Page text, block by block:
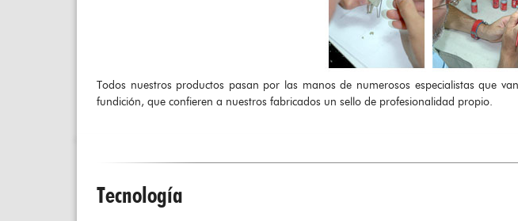
Todos nuestros productos pasan por las manos de numerosos especialistas que
fundición, que confieren a nuestros fabricados un sello de profesionalidad propio.
Tecnología